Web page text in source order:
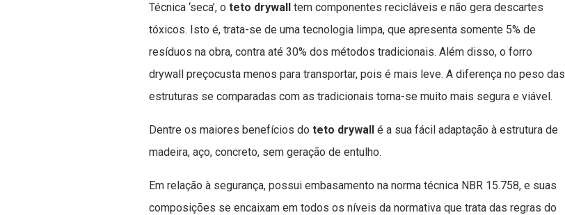
Técnica ‘seca’, o teto drywall tem componentes recicláveis e não gera descartes
tóxicos. Isto é, trata-se de uma tecnologia limpa, que apresenta somente 5% de
resíduos na obra, contra até 30% dos métodos tradicionais. Além disso, o forro
drywall preçocusta menos para transportar, pois é mais leve. A diferença no peso das
estruturas se comparadas com as tradicionais torna-se muito mais segura e viável.
Dentre os maiores benefícios do teto drywall é a sua fácil adaptação à estrutura de
madeira, aço, concreto, sem geração de entulho.
Em relação à segurança, possui embasamento na norma técnica NBR 15.758, e suas
composições se encaixam em todos os níveis da normativa que trata das regras do